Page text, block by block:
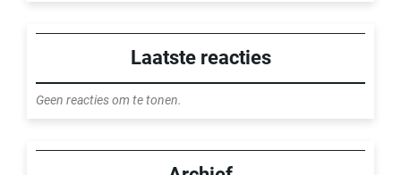
Laatste reacties
Geen reacties om te tonen.